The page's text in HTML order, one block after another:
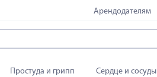
Арендодателям
Простуда и грипп Сердце и сосуды